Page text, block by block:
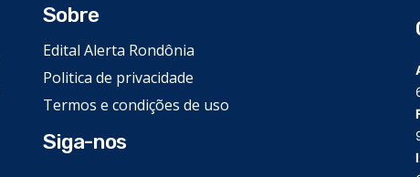
Sobre
Edital Alerta Rondônia
Politica de privacidade
Termos e condições de uso
Siga-nos